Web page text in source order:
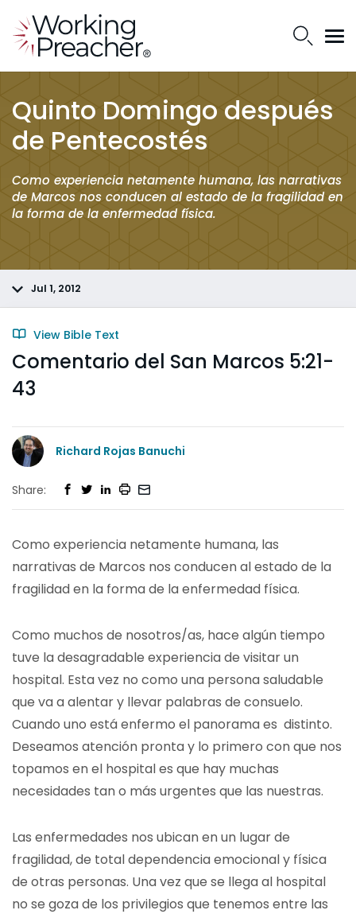
Quinto Domingo después
de Pentecostés
Como experiencia netamente humana, las narrativas
de Marcos nos conducen al estado de la fragilidad en
la forma de la enfermedad física.
Jul 1, 2012
View Bible Text
Comentario del San Marcos 5:21-
43
Richard Rojas Banuchi
Share:
Como experiencia netamente humana, las
narrativas de Marcos nos conducen al estado de la
fragilidad en la forma de la enfermedad física.
Como muchos de nosotros/as, hace algún tiempo
tuve la desagradable experiencia de visitar un
hospital. Esta vez no como una persona saludable
que va a alentar y llevar palabras de consuelo.
Cuando uno está enfermo el panorama es distinto.
Deseamos atención pronta y lo primero con que nos
topamos en el hospital es que hay muchas
necesidades tan o más urgentes que las nuestras.
Las enfermedades nos ubican en un lugar de
fragilidad, de total dependencia emocional y física
de otras personas. Una vez que se llega al hospital
no se goza de los privilegios que tenemos entre las